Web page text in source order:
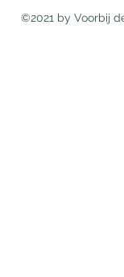
©2021 by Voorbij